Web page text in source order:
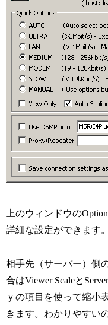
上のウィンドウの
詳細な設定ができます。
相手先（サーバー）側
合はViewer Scaleと
ｙの項目を使って縮小
きます。わかりやすい